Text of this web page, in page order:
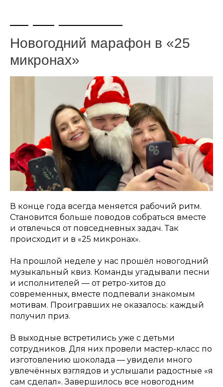
Новогодний марафон в «25
микронах»
В конце года всегда меняется рабочий ритм.
Становится больше поводов собраться вместе
и отвлечься от повседневных задач. Так
происходит и в «25 микронах».
На прошлой неделе у нас прошёл новогодний
музыкальный квиз. Команды угадывали песни
и исполнителей — от ретро-хитов до
современных, вместе подпевали знакомым
мотивам. Проигравших не оказалось: каждый
получил приз.
В выходные встретились уже с детьми
сотрудников. Для них провели мастер-класс по
изготовлению шоколада — увидели много
увлечённых взглядов и услышали радостные «я
сам сделал». Завершилось все новогодним